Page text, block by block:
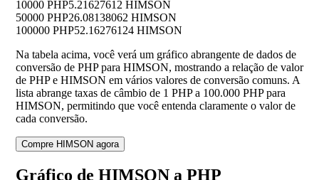
10000 PHP5.21627612 HIMSON
50000 PHP26.08138062 HIMSON
100000 PHP52.16276124 HIMSON
Na tabela acima, você verá um gráfico abrangente de dados de
conversão de PHP para HIMSON, mostrando a relação de valor
de PHP e HIMSON em vários valores de conversão comuns. A
lista abrange taxas de câmbio de 1 PHP a 100.000 PHP para
HIMSON, permitindo que você entenda claramente o valor de
cada conversão.
Compre HIMSON agora
Gráfico de HIMSON a PHP